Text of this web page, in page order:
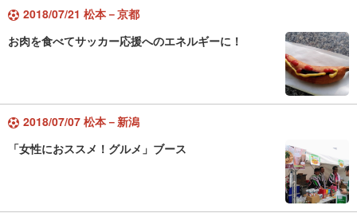
2018/07/21 松本－京都
お肉を食べてサッカー応援へのエネルギーに！
2018/07/07 松本－新潟
「女性におススメ！グルメ」ブース